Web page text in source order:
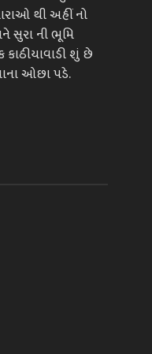
થી અહીં નો
સુરા ની ભૂમિ
કાઠીયાવાડી શું છે
ઓછા પડે.